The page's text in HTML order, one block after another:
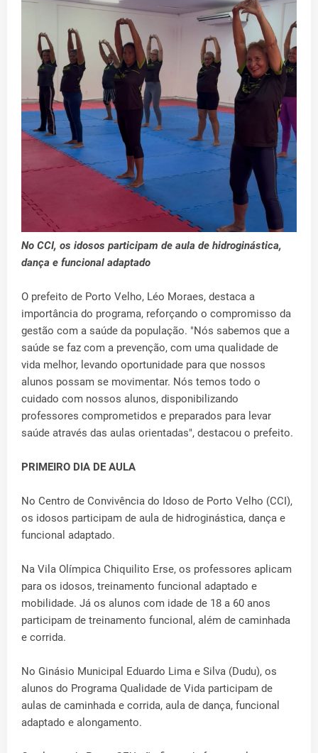
No CCI, os idosos participam de aula de hidroginástica,
dança e funcional adaptado
O prefeito de Porto Velho, Léo Moraes, destaca a
importância do programa, reforçando o compromisso da
gestão com a saúde da população. "Nós sabemos que a
saúde se faz com a prevenção, com uma qualidade de
vida melhor, levando oportunidade para que nossos
alunos possam se movimentar. Nós temos todo o
cuidado com nossos alunos, disponibilizando
professores comprometidos e preparados para levar
saúde através das aulas orientadas", destacou o prefeito.
PRIMEIRO DIA DE AULA
No Centro de Convivência do Idoso de Porto Velho (CCI),
os idosos participam de aula de hidroginástica, dança e
funcional adaptado.
Na Vila Olímpica Chiquilito Erse, os professores aplicam
para os idosos, treinamento funcional adaptado e
mobilidade. Já os alunos com idade de 18 a 60 anos
participam de treinamento funcional, além de caminhada
e corrida.
No Ginásio Municipal Eduardo Lima e Silva (Dudu), os
alunos do Programa Qualidade de Vida participam de
aulas de caminhada e corrida, aula de dança, funcional
adaptado e alongamento.